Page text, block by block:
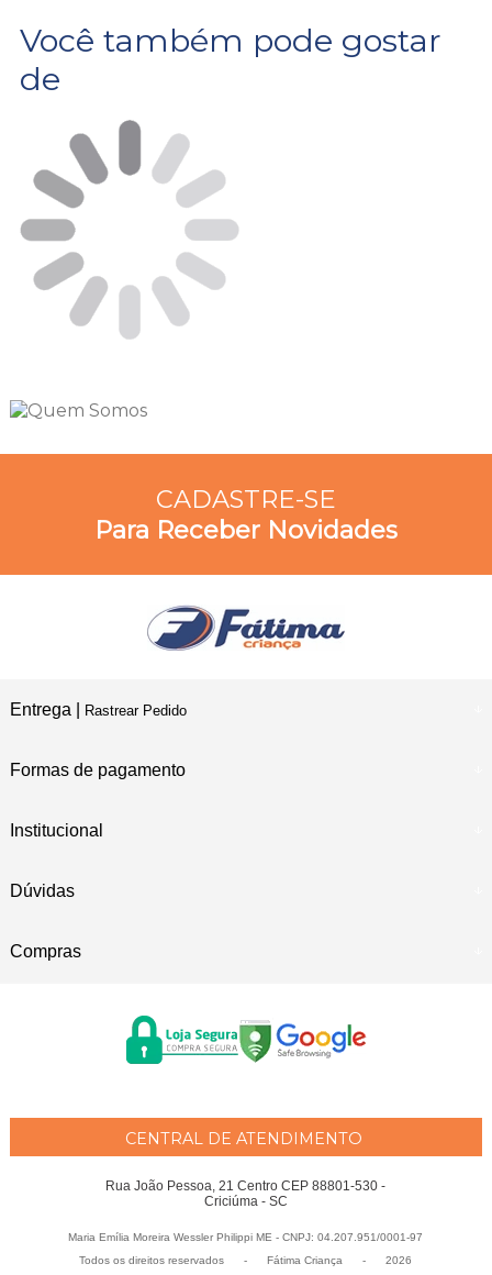
Você também pode gostar
de
CADASTRE-SE
Para Receber Novidades
Entrega | Rastrear Pedido
Formas de pagamento
Institucional
Dúvidas
Compras
CENTRAL DE ATENDIMENTO
Rua João Pessoa, 21 Centro CEP 88801-530 -
Criciúma - SC
Maria Emília Moreira Wessler Philippi ME - CNPJ: 04.207.951/0001-97
Todos os direitos reservados
- Fátima Criança - 2026